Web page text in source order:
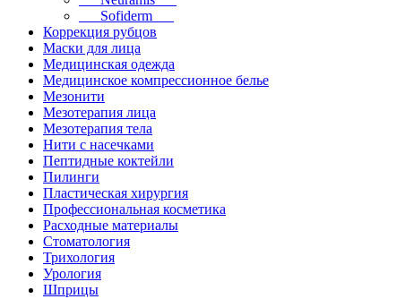
___Sofiderm___
Коррекция рубцов
Маски для лица
Медицинская одежда
Медицинское компрессионное белье
Мезонити
Мезотерапия лица
Мезотерапия тела
Нити с насечками
Пептидные коктейли
Пилинги
Пластическая хирургия
Профессиональная косметика
Расходные материалы
Стоматология
Трихология
Урология
Шприцы